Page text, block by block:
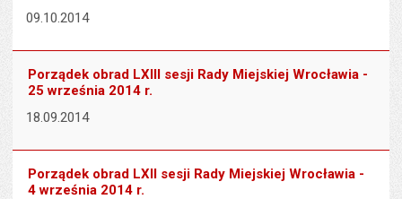
09.10.2014
Porządek obrad LXIII sesji Rady Miejskiej Wrocławia -
25 września 2014 r.
18.09.2014
Porządek obrad LXII sesji Rady Miejskiej Wrocławia -
4 września 2014 r.